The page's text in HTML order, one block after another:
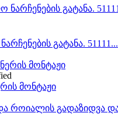
გატანა. 51111...
მონტაჟი